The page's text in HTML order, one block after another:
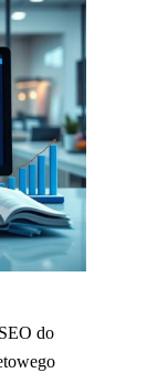
do